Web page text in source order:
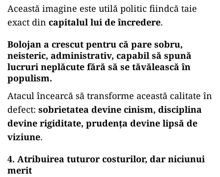
Această imagine este utilă politic fiindcă taie
exact din capitalul lui de încredere.
Bolojan a crescut pentru că pare sobru,
neisteric, administrativ, capabil să spună
lucruri neplăcute fără să se tăvălească în
populism.
Atacul încearcă să transforme această calitate în
defect: sobrietatea devine cinism, disciplina
devine rigiditate, prudența devine lipsă de
viziune.
4. Atribuirea tuturor costurilor, dar niciunui
merit